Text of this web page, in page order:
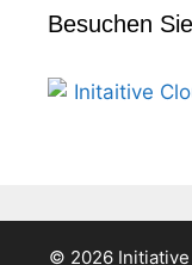
Besuchen
© 2026 Initiative